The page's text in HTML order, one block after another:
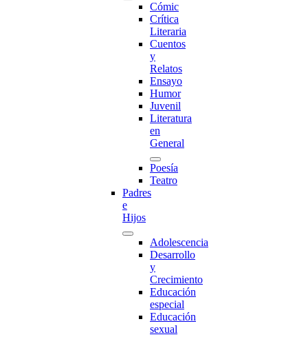
Cómic
Crítica
Literaria
Cuentos
y
Relatos
Ensayo
Humor
Juvenil
Literatura
en
General
Poesía
Teatro
Padres
e
Hijos
Adolescencia
Desarrollo
y
Crecimiento
Educación
especial
Educación
sexual